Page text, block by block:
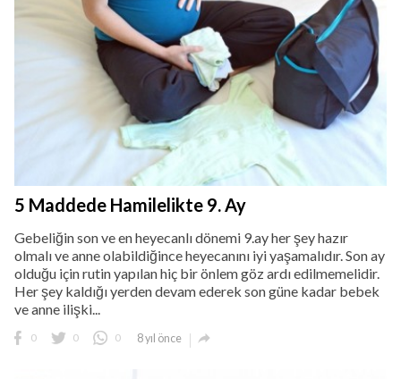
5 Maddede Hamilelikte 9. Ay
Gebeliğin son ve en heyecanlı dönemi 9.ay her şey hazır
olmalı ve anne olabildiğince heyecanını iyi yaşamalıdır. Son ay
olduğu için rutin yapılan hiç bir önlem göz ardı edilmemelidir.
Her şey kaldığı yerden devam ederek son güne kadar bebek
ve anne ilişki...
0 0 0 8 yıl önce 